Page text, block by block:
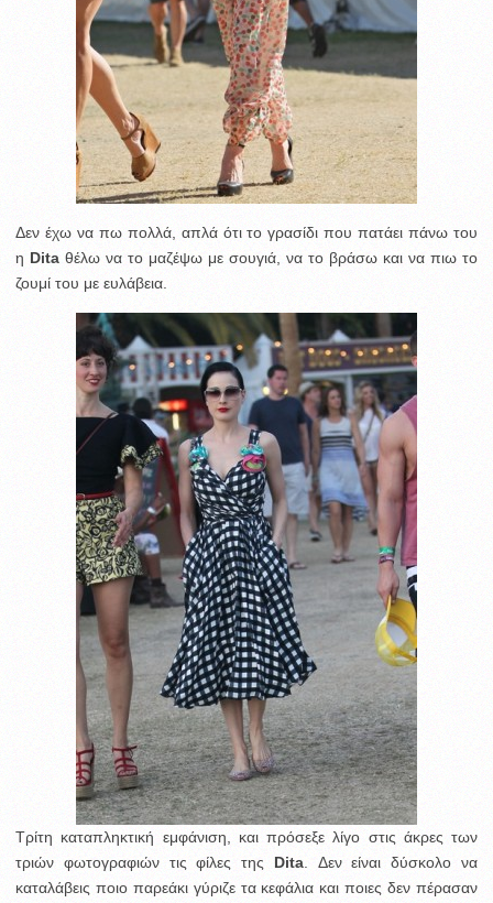
Δεν έχω να πω πολλά, απλά ότι το γρασίδι που πατάει πάνω του
η Dita θέλω να το μαζέψω με σουγιά, να το βράσω και να πιω το
ζουμί του με ευλάβεια.
Τρίτη καταπληκτική εμφάνιση, και πρόσεξε λίγο στις άκρες των
τριών φωτογραφιών τις φίλες της Dita. Δεν είναι δύσκολο να
καταλάβεις ποιο παρεάκι γύριζε τα κεφάλια και ποιες δεν πέρασαν